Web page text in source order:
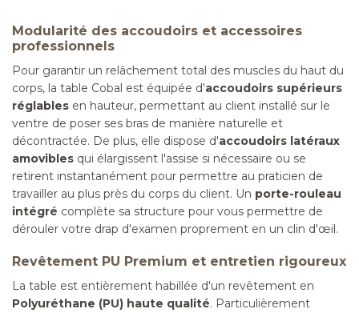
Modularité des accoudoirs et accessoires
professionnels
Pour garantir un relâchement total des muscles du haut du
corps, la table Cobal est équipée d'accoudoirs supérieurs
réglables en hauteur, permettant au client installé sur le
ventre de poser ses bras de manière naturelle et
décontractée. De plus, elle dispose d'accoudoirs latéraux
amovibles qui élargissent l'assise si nécessaire ou se
retirent instantanément pour permettre au praticien de
travailler au plus près du corps du client. Un porte-rouleau
intégré complète sa structure pour vous permettre de
dérouler votre drap d'examen proprement en un clin d'œil.
Revêtement PU Premium et entretien rigoureux
La table est entièrement habillée d'un revêtement en
Polyuréthane (PU) haute qualité. Particulièrement